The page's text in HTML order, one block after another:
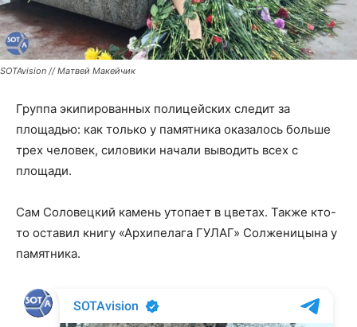
SOTAvision // Матвей Макейчик
Группа экипированных полицейских следит за
площадью: как только у памятника оказалось больше
трех человек, силовики начали выводить всех с
площади.
Сам Соловецкий камень утопает в цветах. Также кто-
то оставил книгу «Архипелага ГУЛАГ» Солженицына у
памятника.